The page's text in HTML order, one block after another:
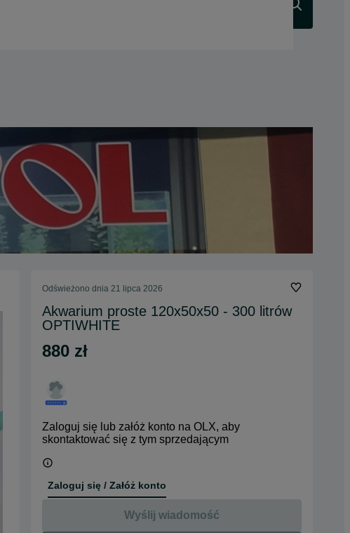
Odświeżono dnia 21 lipca 2026
Akwarium proste 120x50x50 - 300 litrów
OPTIWHITE
880 zł
Zaloguj się lub załóż konto na OLX, aby
skontaktować się z tym sprzedającym
Zaloguj się / Załóż konto
Wyślij wiadomość